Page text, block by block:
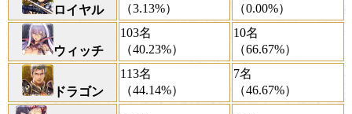
ロイヤル
（3.13%）
（0.00%）
ウィッチ
103名
（40.23%）
10名
（66.67%）
ドラゴン
113名
（44.14%）
7名
（46.67%）